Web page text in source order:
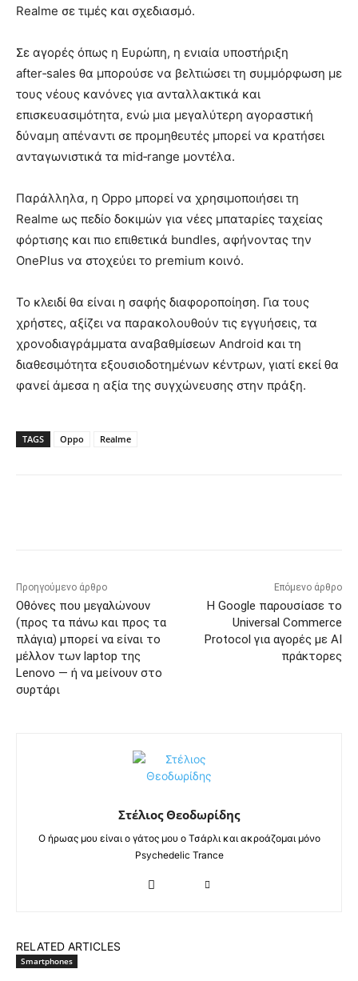
Realme σε τιμές και σχεδιασμό.
Σε αγορές όπως η Ευρώπη, η ενιαία υποστήριξη
after‑sales θα μπορούσε να βελτιώσει τη συμμόρφωση με
τους νέους κανόνες για ανταλλακτικά και
επισκευασιμότητα, ενώ μια μεγαλύτερη αγοραστική
δύναμη απέναντι σε προμηθευτές μπορεί να κρατήσει
ανταγωνιστικά τα mid‑range μοντέλα.
Παράλληλα, η Oppo μπορεί να χρησιμοποιήσει τη
Realme ως πεδίο δοκιμών για νέες μπαταρίες ταχείας
φόρτισης και πιο επιθετικά bundles, αφήνοντας την
OnePlus να στοχεύει το premium κοινό.
Το κλειδί θα είναι η σαφής διαφοροποίηση. Για τους
χρήστες, αξίζει να παρακολουθούν τις εγγυήσεις, τα
χρονοδιαγράμματα αναβαθμίσεων Android και τη
διαθεσιμότητα εξουσιοδοτημένων κέντρων, γιατί εκεί θα
φανεί άμεσα η αξία της συγχώνευσης στην πράξη.
TAGS Oppo Realme
Προηγούμενο άρθρο
Οθόνες που μεγαλώνουν
(προς τα πάνω και προς τα
πλάγια) μπορεί να είναι το
μέλλον των laptop της
Lenovo — ή να μείνουν στο
συρτάρι
Επόμενο άρθρο
Η Google παρουσίασε το
Universal Commerce
Protocol για αγορές με AI
πράκτορες
Στέλιος Θεοδωρίδης
Ο ήρωας μου είναι ο γάτος μου ο Τσάρλι και ακροάζομαι μόνο
Psychedelic Trance
RELATED ARTICLES
Smartphones